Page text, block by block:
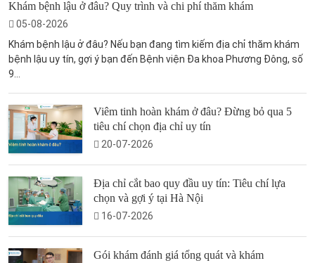
Khám bệnh lậu ở đâu? Quy trình và chi phí thăm khám
05-08-2026
Khám bệnh lậu ở đâu? Nếu bạn đang tìm kiếm địa chỉ thăm khám
bệnh lậu uy tín, gợi ý bạn đến Bệnh viện Đa khoa Phương Đông, số
9...
Viêm tinh hoàn khám ở đâu? Đừng bỏ qua 5
tiêu chí chọn địa chỉ uy tín
20-07-2026
Địa chỉ cắt bao quy đầu uy tín: Tiêu chí lựa
chọn và gợi ý tại Hà Nội
16-07-2026
Gói khám đánh giá tổng quát và khám